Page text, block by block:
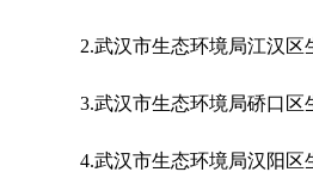
2.武汉市生态环境局江汉
3.武汉市生态环境局硚口
4.武汉市生态环境局汉阳